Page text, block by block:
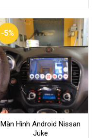
-5%
Màn Hình Android Nissan
Juke